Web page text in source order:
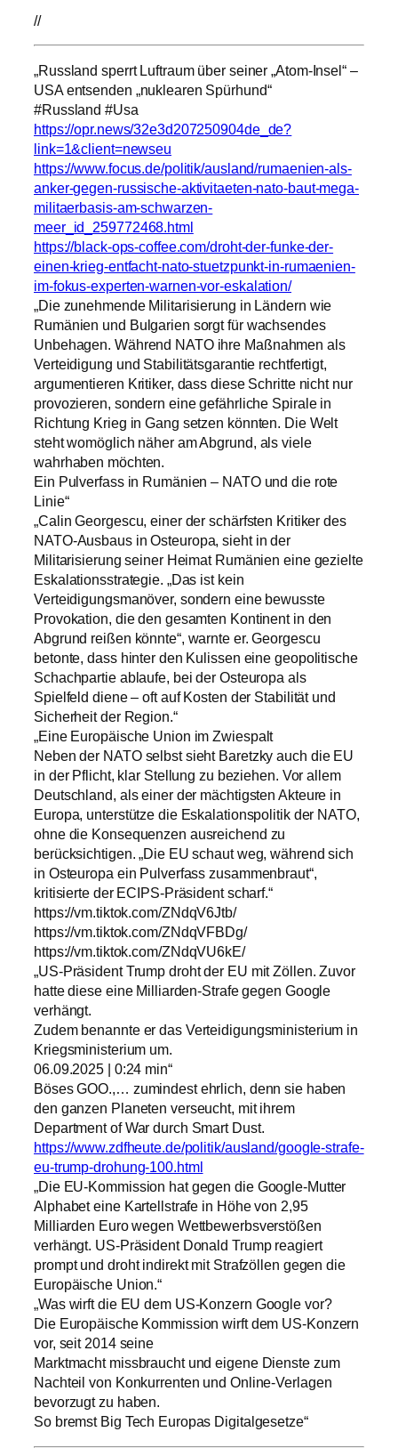
//
„Russland sperrt Luftraum über seiner „Atom-Insel“ –
USA entsenden „nuklearen Spürhund“
#Russland #Usa
https://opr.news/32e3d207250904de_de?
link=1&client=newseu
https://www.focus.de/politik/ausland/rumaenien-als-
anker-gegen-russische-aktivitaeten-nato-baut-mega-
militaerbasis-am-schwarzen-
meer_id_259772468.html
https://black-ops-coffee.com/droht-der-funke-der-
einen-krieg-entfacht-nato-stuetzpunkt-in-rumaenien-
im-fokus-experten-warnen-vor-eskalation/
„Die zunehmende Militarisierung in Ländern wie
Rumänien und Bulgarien sorgt für wachsendes
Unbehagen. Während NATO ihre Maßnahmen als
Verteidigung und Stabilitätsgarantie rechtfertigt,
argumentieren Kritiker, dass diese Schritte nicht nur
provozieren, sondern eine gefährliche Spirale in
Richtung Krieg in Gang setzen könnten. Die Welt
steht womöglich näher am Abgrund, als viele
wahrhaben möchten.
Ein Pulverfass in Rumänien – NATO und die rote
Linie“
„Calin Georgescu, einer der schärfsten Kritiker des
NATO-Ausbaus in Osteuropa, sieht in der
Militarisierung seiner Heimat Rumänien eine gezielte
Eskalationsstrategie. „Das ist kein
Verteidigungsmanöver, sondern eine bewusste
Provokation, die den gesamten Kontinent in den
Abgrund reißen könnte“, warnte er. Georgescu
betonte, dass hinter den Kulissen eine geopolitische
Schachpartie ablaufe, bei der Osteuropa als
Spielfeld diene – oft auf Kosten der Stabilität und
Sicherheit der Region.“
„Eine Europäische Union im Zwiespalt
Neben der NATO selbst sieht Baretzky auch die EU
in der Pflicht, klar Stellung zu beziehen. Vor allem
Deutschland, als einer der mächtigsten Akteure in
Europa, unterstütze die Eskalationspolitik der NATO,
ohne die Konsequenzen ausreichend zu
berücksichtigen. „Die EU schaut weg, während sich
in Osteuropa ein Pulverfass zusammenbraut“,
kritisierte der ECIPS-Präsident scharf.“
https://vm.tiktok.com/ZNdqV6Jtb/
https://vm.tiktok.com/ZNdqVFBDg/
https://vm.tiktok.com/ZNdqVU6kE/
„US-Präsident Trump droht der EU mit Zöllen. Zuvor
hatte diese eine Milliarden-Strafe gegen Google
verhängt.
Zudem benannte er das Verteidigungsministerium in
Kriegsministerium um.
06.09.2025 | 0:24 min“
Böses GOO.,… zumindest ehrlich, denn sie haben
den ganzen Planeten verseucht, mit ihrem
Department of War durch Smart Dust.
https://www.zdfheute.de/politik/ausland/google-strafe-
eu-trump-drohung-100.html
„Die EU-Kommission hat gegen die Google-Mutter
Alphabet eine Kartellstrafe in Höhe von 2,95
Milliarden Euro wegen Wettbewerbsverstößen
verhängt. US-Präsident Donald Trump reagiert
prompt und droht indirekt mit Strafzöllen gegen die
Europäische Union.“
„Was wirft die EU dem US-Konzern Google vor?
Die Europäische Kommission wirft dem US-Konzern
vor, seit 2014 seine
Marktmacht missbraucht und eigene Dienste zum
Nachteil von Konkurrenten und Online-Verlagen
bevorzugt zu haben.
So bremst Big Tech Europas Digitalgesetze“